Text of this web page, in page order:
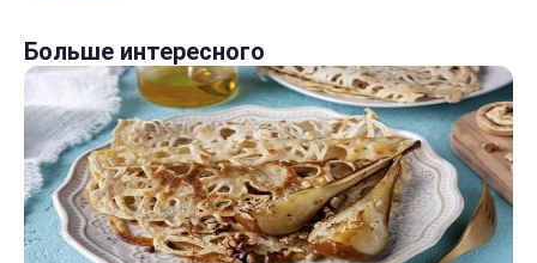
Больше интересного